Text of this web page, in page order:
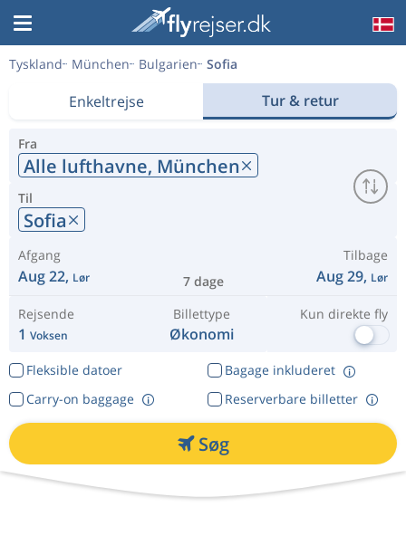
Tyskland München Bulgarien Sofia
Enkeltrejse Tur & retur
Fra
Alle lufthavne, München
Til
Sofia
Afgang
Aug 22, Lør 7 dage
Tilbage
Aug 29, Lør
Rejsende
1 Voksen
Billettype
Økonomi
Kun direkte fly
Fleksible datoer
Bagage inkluderet
Reserverbare billetter
Carry-on baggage
Søg